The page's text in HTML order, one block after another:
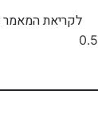
לקריאת המאמר